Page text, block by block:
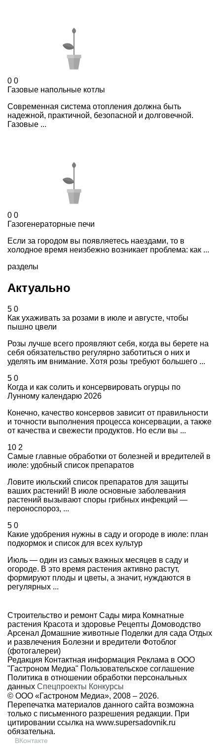
0 0
Газовые напольные котлы
Современная система отопления должна быть
надежной, практичной, безопасной и долговечной.
Газовые ...
0 0
Газогенераторные печи
Если за городом вы появляетесь наездами, то в
холодное время неизбежно возникает проблема: как ...
разделы
Актуально
5 0
Как ухаживать за розами в июле и августе, чтобы
пышно цвели
Розы лучше всего проявляют себя, когда вы берете на
себя обязательство регулярно заботиться о них и
уделять им внимание. Хотя розы требуют большего ...
5 0
Когда и как солить и консервировать огурцы по
Лунному календарю 2026
Конечно, качество консервов зависит от правильности
и точности выполнения процесса консервации, а также
от качества и свежести продуктов. Но если вы ...
10 2
Самые главные обработки от болезней и вредителей в
июле: удобный список препаратов
Ловите июльский список препаратов для защиты
ваших растений! В июле основные заболевания
растений вызывают споры грибных инфекций —
пероноспороз, ...
5 0
Какие удобрения нужны в саду и огороде в июле: план
подкормок и список для всех культур
Июль — один из самых важных месяцев в саду и
огороде. В это время растения активно растут,
формируют плоды и цветы, а значит, нуждаются в
регулярных ...
Строительство и ремонт Сады мира Комнатные
растения Красота и здоровье Рецепты Домоводство
Арсенал Домашние животные Поделки для сада Отдых
и развлечения Болезни и вредители Фотоблог
(фотогалереи)
Редакция Контактная информация Реклама в ООО
"Гастроном Медиа" Пользовательское соглашение
Политика в отношении обработки персональных
данных Спецпроекты Конкурсы
© ООО «Гастроном Медиа», 2008 – 2026.
Перепечатка материалов данного сайта возможна
только с письменного разрешения редакции. При
цитировании ссылка на www.supersadovnik.ru
обязательна.
ВКонтакте